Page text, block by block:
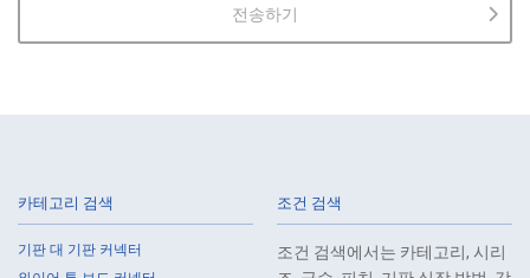
information of the Customers, etc., and use the information within the
scope of the purposes of use, except for cases that this procedure is
4.
The Company shall educate employees to understand the importance
of personal data and handle personal data appropriately. If employees
are required to handle the personal data of the Customers, etc., the
전송하기
카테고리 검색
기판 대 기판 커넥터
조건 검색
조건 검색에서는 카테고리, 시리